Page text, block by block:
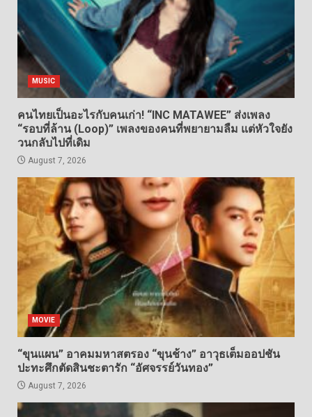
MUSIC
คนไทยเป็นอะไรกับคนเก่า! “INC MATAWEE” ส่งเพลง
“รอบที่ล้าน (Loop)” เพลงของคนที่พยายามลืม แต่หัวใจยัง
วนกลับไปที่เดิม
August 7, 2026
MOVIE
“ขุนแผน” อาคมมหาสตรอง “ขุนช้าง” อาวุธเต็มออปชัน
ปะทะศึกตัดสินชะตารัก “อัศจรรย์วันทอง”
August 7, 2026